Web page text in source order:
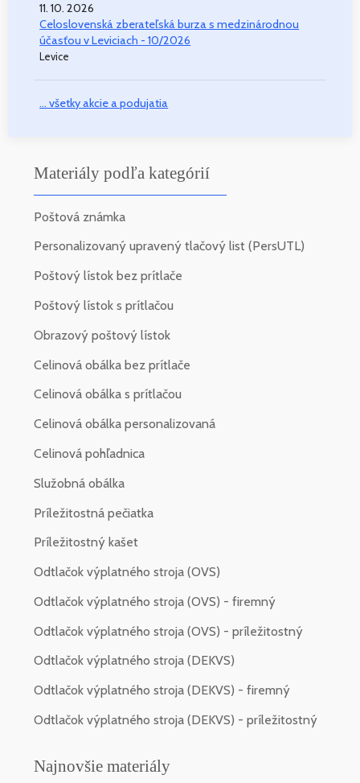
11. 10. 2026
Celoslovenská zberateľská burza s medzinárodnou
účasťou v Leviciach - 10/2026
Levice
... všetky akcie a podujatia
Materiály podľa kategórií
Poštová známka
Personalizovaný upravený tlačový list (PersUTL)
Poštový lístok bez prítlače
Poštový lístok s prítlačou
Obrazový poštový lístok
Celinová obálka bez prítlače
Celinová obálka s prítlačou
Celinová obálka personalizovaná
Celinová pohľadnica
Služobná obálka
Príležitostná pečiatka
Príležitostný kašet
Odtlačok výplatného stroja (OVS)
Odtlačok výplatného stroja (OVS) - firemný
Odtlačok výplatného stroja (OVS) - príležitostný
Odtlačok výplatného stroja (DEKVS)
Odtlačok výplatného stroja (DEKVS) - firemný
Odtlačok výplatného stroja (DEKVS) - príležitostný
Najnovšie materiály